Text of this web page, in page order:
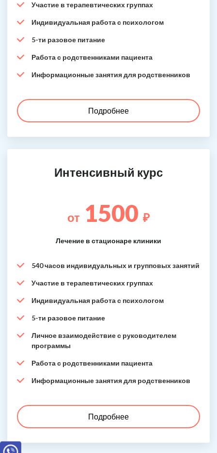
Участие в терапевтических группах
Индивидуальная работа с психологом
5-ти разовое питание
Работа с родственниками пациента
Информационные занятия для родственников
Подробнее
Интенсивный курс
от 1500 ₽
Лечение в стационаре клиники
540 часов индивидуальных и групповых занятий
Участие в терапевтических группах
Индивидуальная работа с психологом
5-ти разовое питание
Личное взаимодействие с руководителем
программы
Работа с родственниками пациента
Информационные занятия для родственников
Подробнее